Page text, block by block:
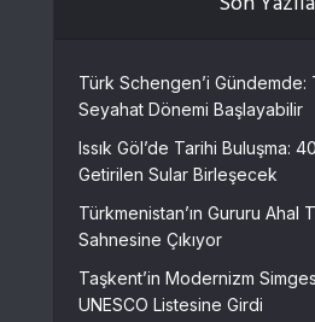
Türk Schengen’i Gündemde:
Seyahat Dönemi Başlayabilir
Issık Göl’de Tarihi Buluşma:
Getirilen Sular Birleşecek
Türkmenistan’ın Gururu Ahal
Sahnesine Çıkıyor
Taşkent’in Modernizm
UNESCO Listesine Girdi